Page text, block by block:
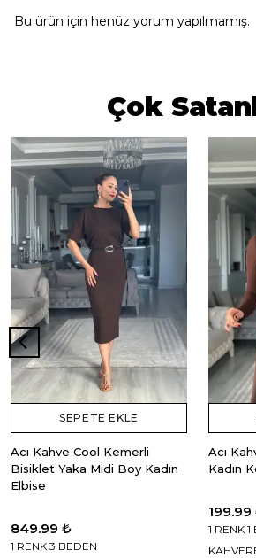
Bu ürün için henüz yorum yapılmamış.
Çok
SEPETE EKLE
Acı Kahve Cool Kemerli
Bisiklet Yaka Midi Boy Kadın
Elbise
849.99 ₺
1 RENK 3 BEDEN
Acı
Kadın
199.99
1 RENK